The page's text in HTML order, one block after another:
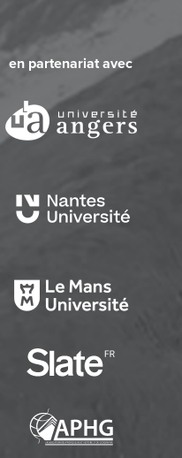
en partenariat avec